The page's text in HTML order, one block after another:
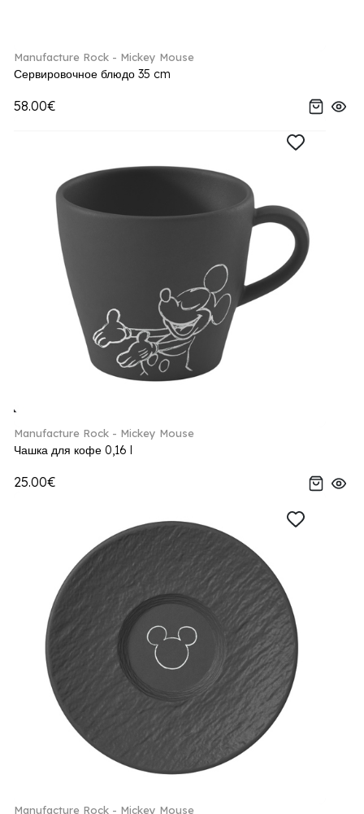
Manufacture Rock - Mickey Mouse
Сервировочное блюдо 35 cm
58.00€
Manufacture Rock - Mickey Mouse
Чашка для кофе 0,16 l
25.00€
Manufacture Rock - Mickey Mouse